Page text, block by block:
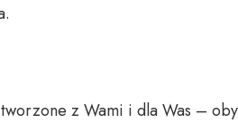
z Wami i dla Was –